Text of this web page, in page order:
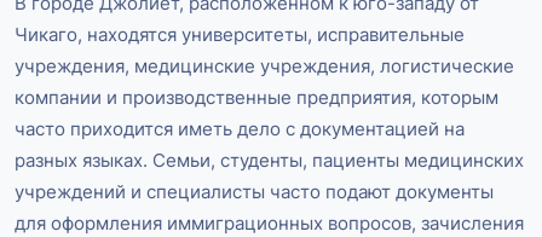
Чикаго, находятся университеты, исправительные
учреждения, медицинские учреждения, логистические
компании и производственные предприятия, которым
часто приходится иметь дело с документацией на
разных языках. Семьи, студенты, пациенты медицинских
учреждений и специалисты часто подают документы
для оформления иммиграционных вопросов, зачисления